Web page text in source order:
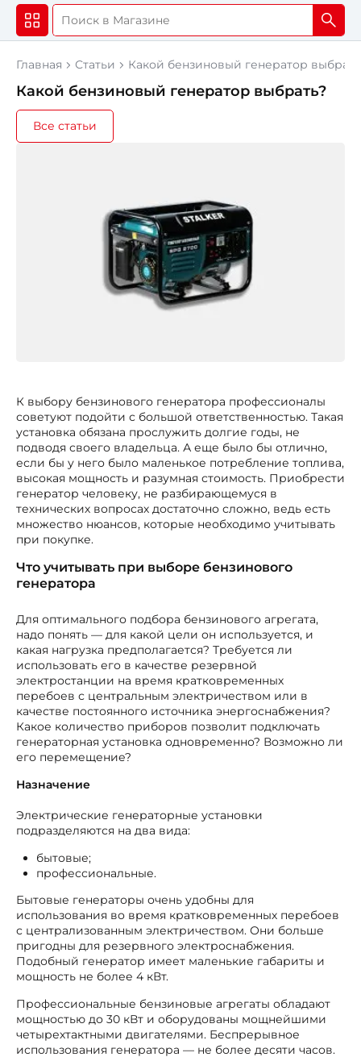
Главная Статьи Какой бензиновый генератор
Какой бензиновый генератор выбрать?
Все статьи
К выбору бензинового генератора профессионалы
советуют подойти с большой ответственностью. Такая
установка обязана прослужить долгие годы, не
подводя своего владельца. А еще было бы отлично,
если бы у него было маленькое потребление топлива,
высокая мощность и разумная стоимость. Приобрести
генератор человеку, не разбирающемуся в
технических вопросах достаточно сложно, ведь есть
множество нюансов, которые необходимо учитывать
при покупке.
Что учитывать при выборе бензинового
генератора
Для оптимального подбора бензинового агрегата,
надо понять — для какой цели он используется, и
какая нагрузка предполагается? Требуется ли
использовать его в качестве резервной
электростанции на время кратковременных
перебоев с центральным электричеством или в
качестве постоянного источника энергоснабжения?
Какое количество приборов позволит подключать
генераторная установка одновременно? Возможно ли
его перемещение?
Назначение
Электрические генераторные установки
подразделяются на два вида:
бытовые;
профессиональные.
Бытовые генераторы очень удобны для
использования во время кратковременных перебоев
с централизованным электричеством. Они больше
пригодны для резервного электроснабжения.
Подобный генератор имеет маленькие габариты и
мощность не более 4 кВт.
Профессиональные бензиновые агрегаты обладают
мощностью до 30 кВт и оборудованы мощнейшими
четырехтактными двигателями. Беспрерывное
использования генератора — не более десяти часов.